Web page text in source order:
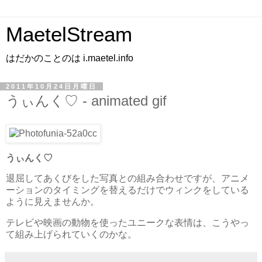
MaetelStream
はだかのことのは i.maetel.info
2011年10月24日月曜日
うぃんく♡ - animated gif
うぃんく♡
退屈してあくびをした写真との組み合わせですが、アニメ
ーションのタイミングを替えるだけでウィンクをしている
ように見えませんか。
テレビや映画の動物を使ったユニークな表情は、こうやっ
て組み上げられていくのかな。